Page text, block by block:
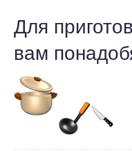
Для
вам